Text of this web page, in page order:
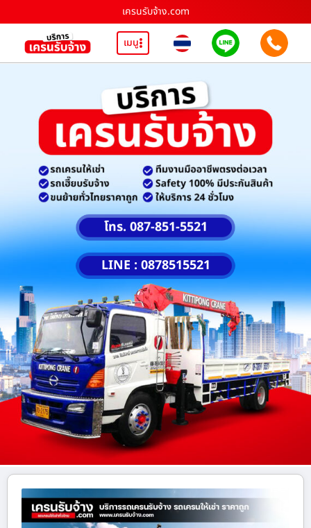
เครนรับจ้าง.com
เมนู
โทร. 087-851-5521
LINE : 0878515521